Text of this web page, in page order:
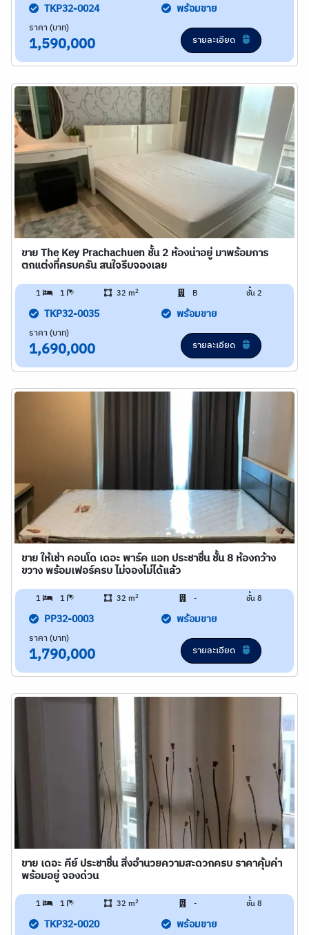
TKP32-0024 พร้อมขาย
ราคา (บาท)
1,590,000 รายละเอียด
ขาย The Key Prachachuen ชั้น 2 ห้องน่าอยู่ มาพร้อมการ
ตกแต่งที่ครบครัน สนใจรีบจองเลย
1 1 32 m2 B ชั้น 2
TKP32-0035 พร้อมขาย
ราคา (บาท)
1,690,000 รายละเอียด
ขาย ให้เช่า คอนโด เดอะ พาร์ค แอท ประชาชื่น ชั้น 8 ห้องกว้าง
ขวาง พร้อมเฟอร์ครบ ไม่จองไม่ได้แล้ว
1 1 32 m2 - ชั้น 8
PP32-0003 พร้อมขาย
ราคา (บาท)
1,790,000 รายละเอียด
ขาย เดอะ คีย์ ประชาชื่น สิ่งอำนวยความสะดวกครบ ราคาคุ้มค่า
พร้อมอยู่ จองด่วน
1 1 32 m2 - ชั้น 8
TKP32-0020 พร้อมขาย